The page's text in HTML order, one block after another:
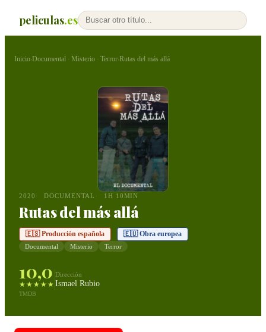
peliculas.es
Inicio›Documental · Misterio · Terror›Rutas del más allá
2020 DOCUMENTAL 1H 10MIN
Rutas del más allá
🇪🇸 Producción española 🇪🇺 Obra europea
Documental Misterio Terror
10,0
★★★★★
TMDB
Dirección
Ismael Rubio